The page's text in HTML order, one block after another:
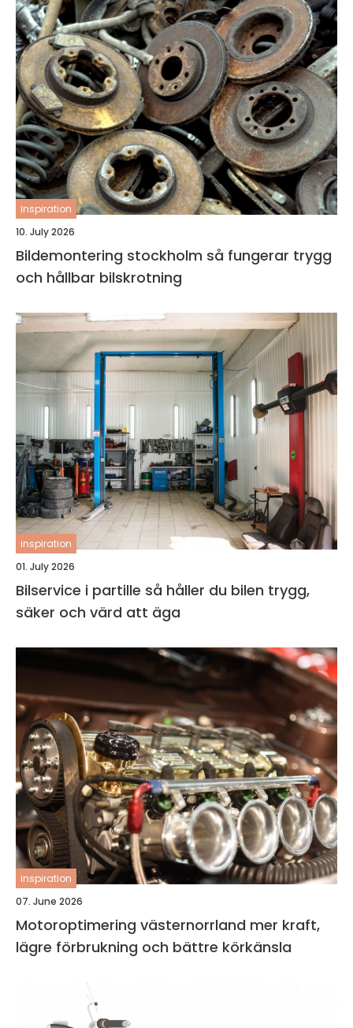
inspiration
10. July 2026
Bildemontering stockholm så fungerar trygg
och hållbar bilskrotning
inspiration
01. July 2026
Bilservice i partille så håller du bilen trygg,
säker och värd att äga
inspiration
07. June 2026
Motoroptimering västernorrland mer kraft,
lägre förbrukning och bättre körkänsla